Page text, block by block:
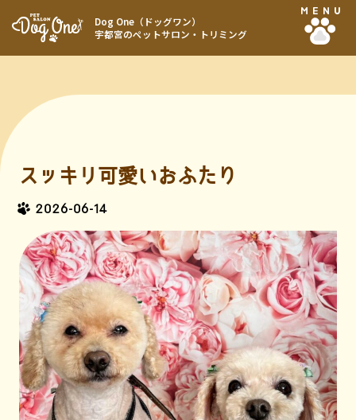
Dog One（ドッグワン）
宇都宮のペットサロン・トリミング
MENU
スッキリ可愛いおふたり
2026-06-14